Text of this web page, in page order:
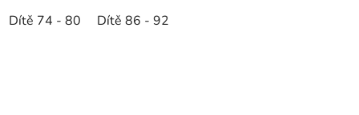
Dítě 74 - 80 Dítě 86 - 92